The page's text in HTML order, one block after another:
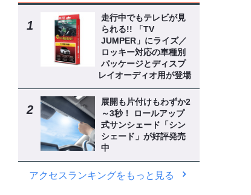
走行中でもテレビが見
られる!! 「TV
JUMPER」にライズ／
ロッキー対応の車種別
パッケージとディスプ
レイオーディオ用が登場
展開も片付けもわずか2
～3秒！ ロールアップ
式サンシェード「シン
シェード」が好評発売
中
アクセスランキングをもっと見る